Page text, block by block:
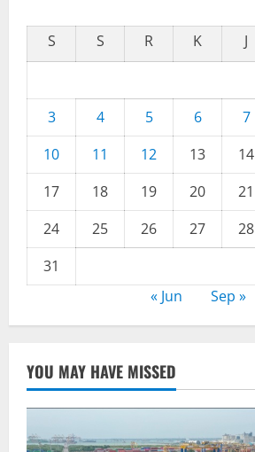
S S R K J
3
4 5 6 7
10
11 12 13 14
17
18 19 20 21
24
25 26 27 28
31
« Jun
Sep »
YOU MAY HAVE MISSED